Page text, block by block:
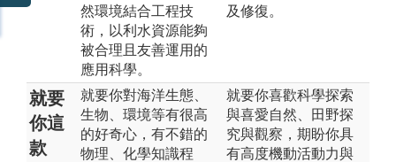
然環境結合工程技
術，以利水資源能夠
被合理且友善運用的
應用科學。
及修復。
就要
你這
款
就要你對海洋生態、
生物、環境等有很高
的好奇心，有不錯的
物理、化學知識程
就要你喜歡科學探索
與喜愛自然、田野探
究與觀察，期盼你具
有高度機動活動力與